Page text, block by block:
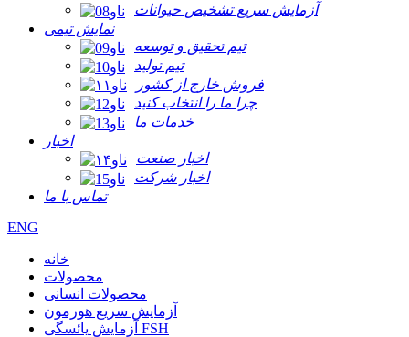
آزمایش سریع تشخیص حیوانات
نمایش تیمی
تیم تحقیق و توسعه
تیم تولید
فروش خارج از کشور
چرا ما را انتخاب کنید
خدمات ما
اخبار
اخبار صنعت
اخبار شرکت
تماس با ما
ENG
خانه
محصولات
محصولات انسانی
آزمایش سریع هورمون
آزمایش یائسگی FSH